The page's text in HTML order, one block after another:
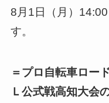
8月1日（月）
す。
＝プロ自転車ロー
Ｌ公式戦高知大会